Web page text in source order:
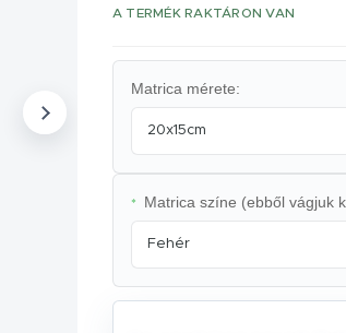
A TERMÉK RAKTÁRON VAN
Matrica mérete:
20x15cm
* Matrica színe (ebből vágjuk
Fehér